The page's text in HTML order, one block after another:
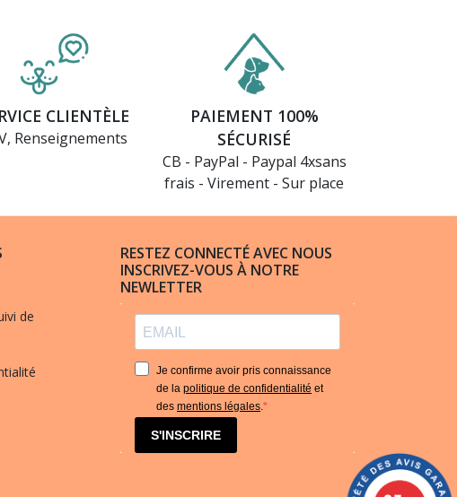
CLIENTÈLE
Renseignements
PAIEMENT 100%
SÉCURISÉ
CB - PayPal - Paypal 4xsans
frais - Virement - Sur place
de
RESTEZ CONNECTÉ AVEC NOUS
INSCRIVEZ-VOUS À NOTRE
NEWLETTER
Je confirme avoir pris connaissance
de la politique de confidentialité et
des mentions légales.
S'INSCRIRE